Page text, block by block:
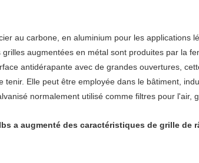
au carbone, en aluminium pour les applications
augmentées en métal sont produites par la
antidérapante avec de grandes ouvertures,
Elle peut être employée dans le bâtiment,
normalement utilisé comme filtres pour l'air,
a augmenté des caractéristiques de grille de